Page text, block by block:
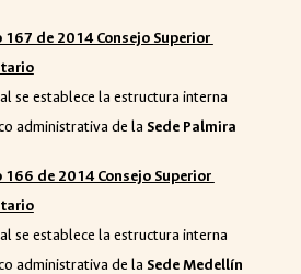
167 de 2014 Consejo Superior
se establece la estructura interna
administrativa de la Sede Palmira
166 de 2014 Consejo Superior
se establece la estructura interna
administrativa de la Sede Medellín